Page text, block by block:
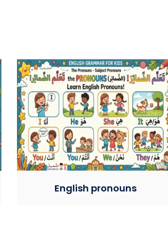
English pronouns